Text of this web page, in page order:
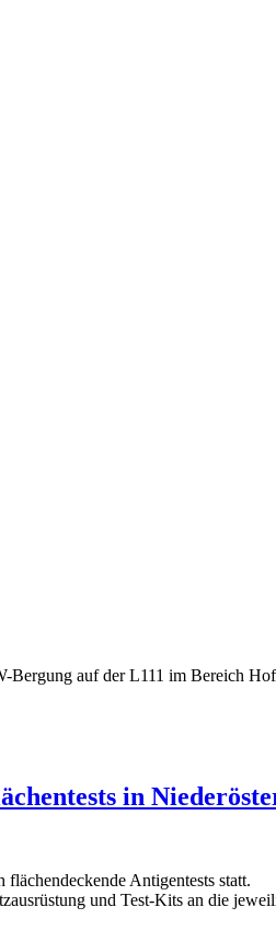
auf der L111 im Bereich
in
Antigentests statt.
und Test-Kits an die